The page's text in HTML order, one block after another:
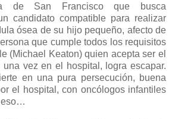
de San Francisco que busca
candidato compatible para realizar
ósea de su hijo pequeño, afecto de
que cumple todos los requisitos
(Michael Keaton) quien acepta ser el
vez en el hospital, logra escapar.
en una pura persecución, buena
el hospital, con oncólogos infantiles
eso…